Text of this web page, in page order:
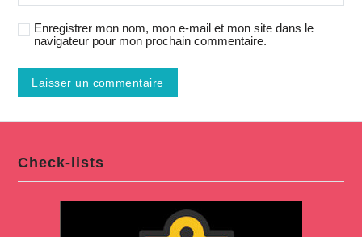
Enregistrer mon nom, mon e-mail et mon site dans le
navigateur pour mon prochain commentaire.
Check-lists